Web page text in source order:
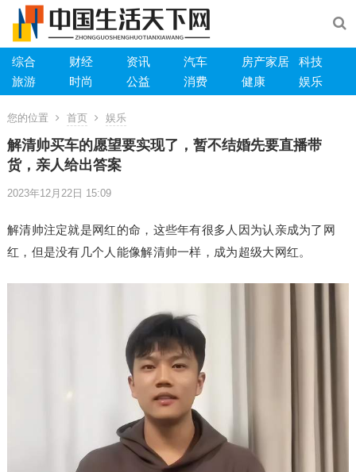
综合 财经 资讯 汽车 房产家居
科技
旅游
时尚 公益 消费 健康 娱乐
您的位置 首页 娱乐
解清帅买车的愿望要实现了，暂不结婚先要直播带
货，亲人给出答案
2023年12月22日 15:09
解清帅注定就是网红的命，这些年有很多人因为认亲成为了网
红，但是没有几个人能像解清帅一样，成为超级大网红。